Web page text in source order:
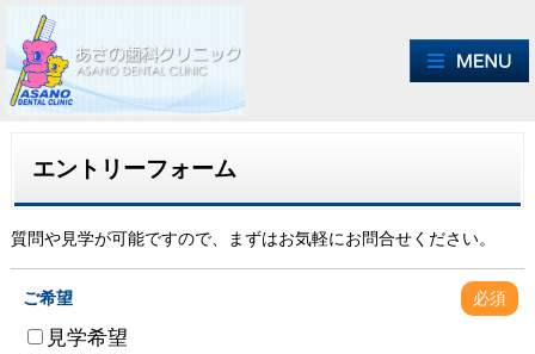
エントリーフォーム
質問や見学が可能ですので、まずはお気軽にお問合せください。
ご希望 必須
見学希望